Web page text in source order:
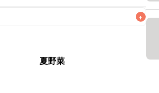
+
すすめします。
夏野菜